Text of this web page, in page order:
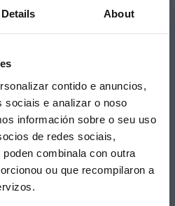
Details About
contido e anuncios,
sociais e analizar o noso
información sobre o seu uso
de redes sociais,
combinala con outra
ou que recompilaron a
en la web
mediante una
Enlace.